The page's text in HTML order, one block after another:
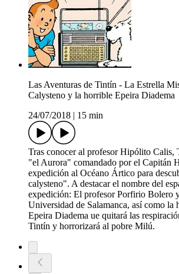
Las Aventuras de Tintín - La Estrella
Calysteno y la horrible Epeira Diadema
24/07/2018
15 min
Tras conocer al profesor Hipólito Calis,
"el Aurora" comandado por el Capitán
expedición al Océano Ártico para
calysteno". A destacar el nombre del
expedición: El profesor Porfirio Bolero
Universidad de Salamanca, así como la
Epeira Diadema ue quitará las
Tintín y horrorizará al pobre Milú.